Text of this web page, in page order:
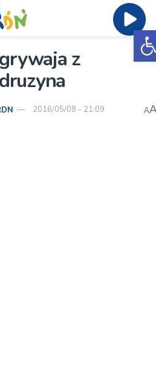
z
2016/05/08 - 21:09 A